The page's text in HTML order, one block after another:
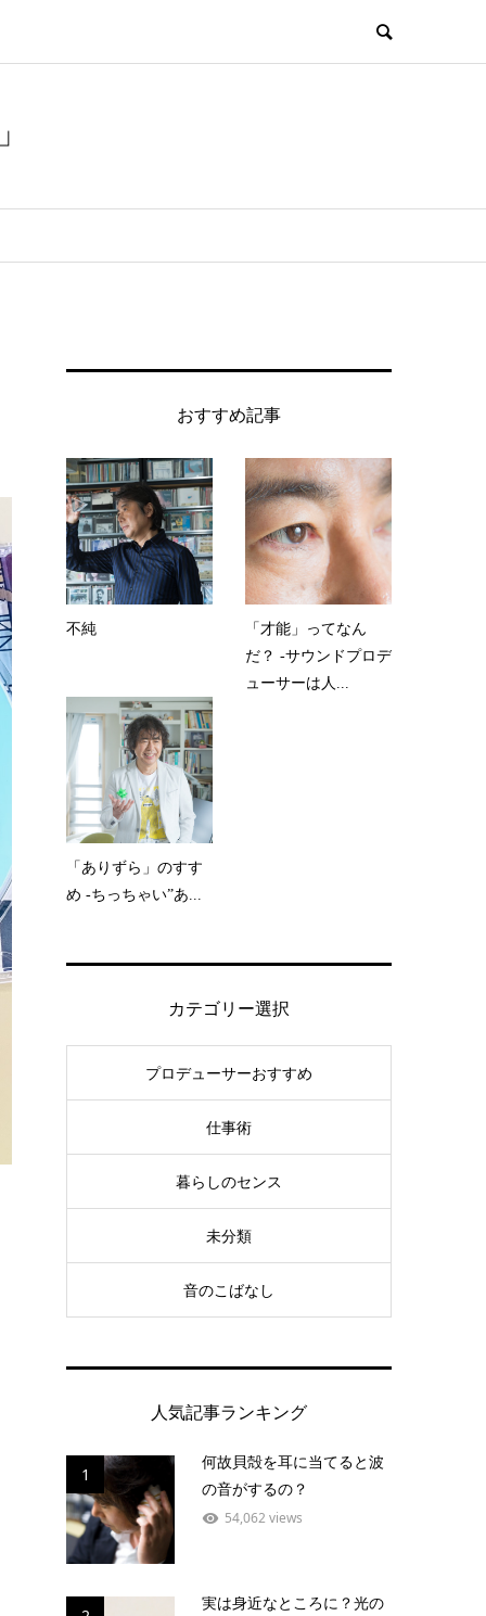
おすすめ記事
不純
「才能」ってなん
だ？ -サウンドプロデ
ューサーは人...
「ありずら」のすす
め -ちっちゃい”あ...
カテゴリー選択
プロデューサーおすすめ
仕事術
暮らしのセンス
未分類
音のこばなし
人気記事ランキング
1
何故貝殻を耳に当てると波
の音がするの？
54,062 views
実は身近なところに？光の